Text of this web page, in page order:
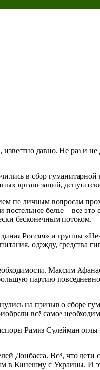
давно. Не раз и
в сбор
организаций,
по личным вопросам
белье – все
бесконечным потоком.
Россия» и группы
одежду, средства
Максим
партию
на призыв о сборе
всё самое
Рамиз Сулейман
Донбасса. Всё, что дети
в Кинешму с Украины. И